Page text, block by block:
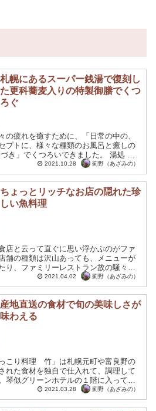
札幌にあるスーパー銭湯で復刻し
た更科蕎麦入りの特製御膳でくつ
ろぐ
の疲れを癒すために、「日常の中の、
プトに、様々な種類のお風呂と癒しの
き」でくつろいできました。 湯処 華
けでなく、食事何処にも力を入れ...
2021.10.28 薊野（あざみの）
ちょっとリッチなお店の隠れた珍
しい魚料理
店と云って直ぐに思い浮かぶのがファ
舗の種類は沢山あっても、メニューが
り、ファミリーレストラン故の騒々し
楽しめないということは多々あると
2021.04.02 薊野（あざみの）
産地直送の食材で旬の美味しさが
味わえる
こり料理 竹」は札幌元町や富良野の
れた食材を独自で仕入れて、調理して
琴似グリーンホテルの１階に入ってい
行の際に便利だと思います。勿論、
2021.03.28 薊野（あざみの）